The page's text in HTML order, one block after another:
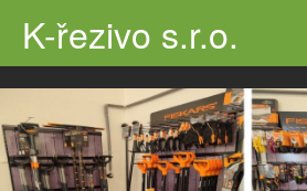
K-řezivo s.r.o.
Úvod
Kontakt
CENÍK ŘEZIVA